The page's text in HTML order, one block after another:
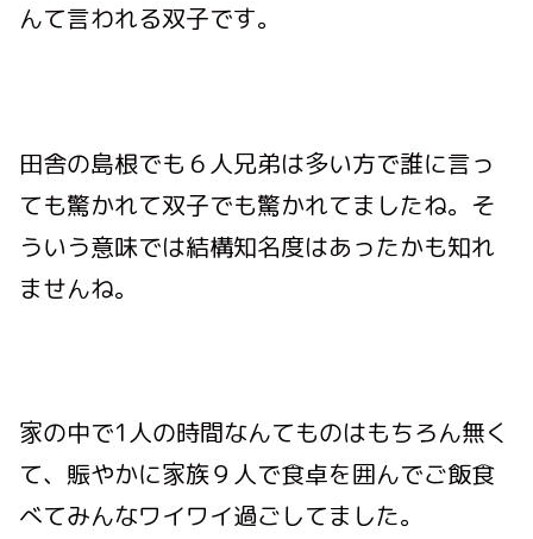
んて言われる双子です。
田舎の島根でも６人兄弟は多い方で誰に言っ
ても驚かれて双子でも驚かれてましたね。そ
ういう意味では結構知名度はあったかも知れ
ませんね。
家の中で1人の時間なんてものはもちろん無く
て、賑やかに家族９人で食卓を囲んでご飯食
べてみんなワイワイ過ごしてました。